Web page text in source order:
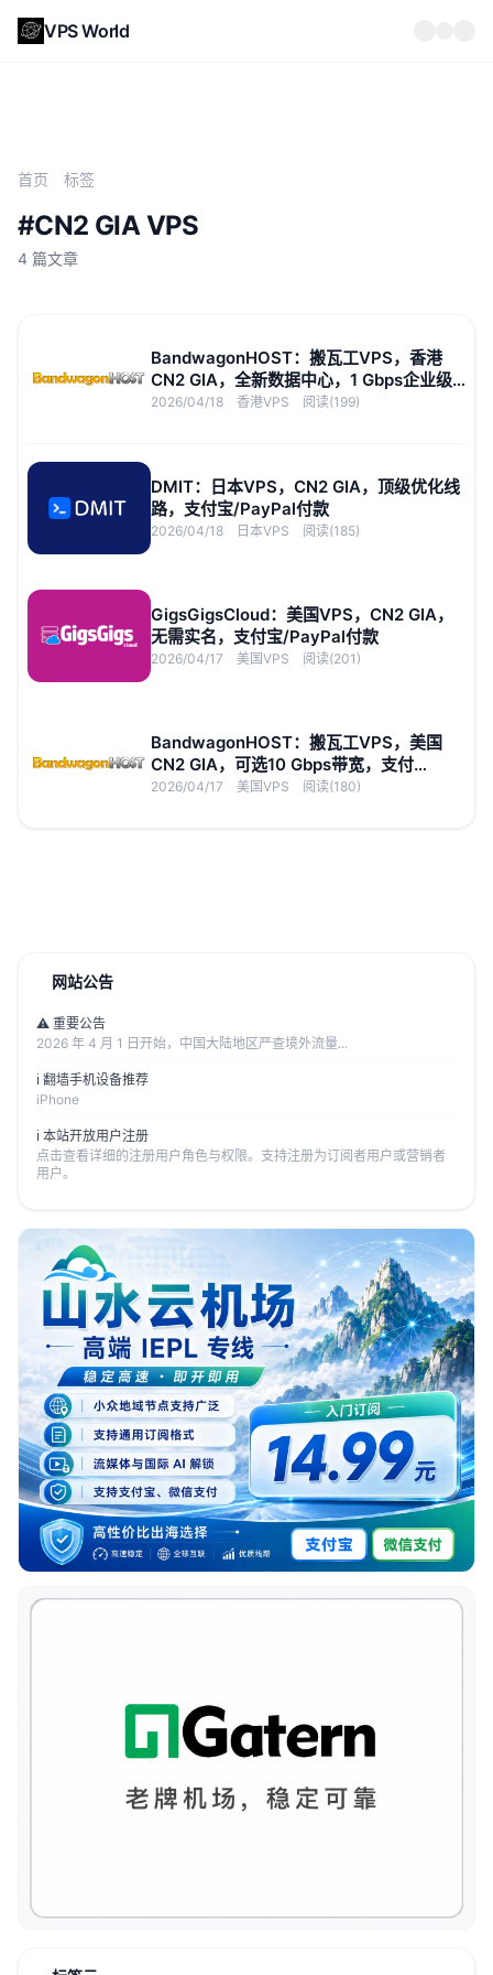
VPS World
首页 标签
#CN2 GIA VPS
4 篇文章
BandwagonHOST：搬瓦工VPS，香港
CN2 GIA，全新数据中心，1 Gbps企业级
传输，支付宝/PayPal付款
2026/04/18 香港VPS 阅读(199)
DMIT：日本VPS，CN2 GIA，顶级优化线
路，支付宝/PayPal付款
2026/04/18 日本VPS 阅读(185)
GigsGigsCloud：美国VPS，CN2 GIA，
无需实名，支付宝/PayPal付款
2026/04/17 美国VPS 阅读(201)
BandwagonHOST：搬瓦工VPS，美国
CN2 GIA，可选10 Gbps带宽，支付
宝/PayPal付款
2026/04/17 美国VPS 阅读(180)
网站公告
⚠️ 重要公告
2026 年 4 月 1 日开始，中国大陆地区严查境外流量...
ℹ️ 翻墙手机设备推荐
iPhone
ℹ️ 本站开放用户注册
点击查看详细的注册用户角色与权限。支持注册为订阅者用户或营销者
用户。